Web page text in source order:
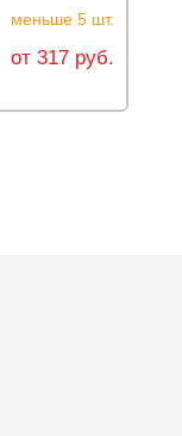
меньше 5 шт.
от 317 руб.